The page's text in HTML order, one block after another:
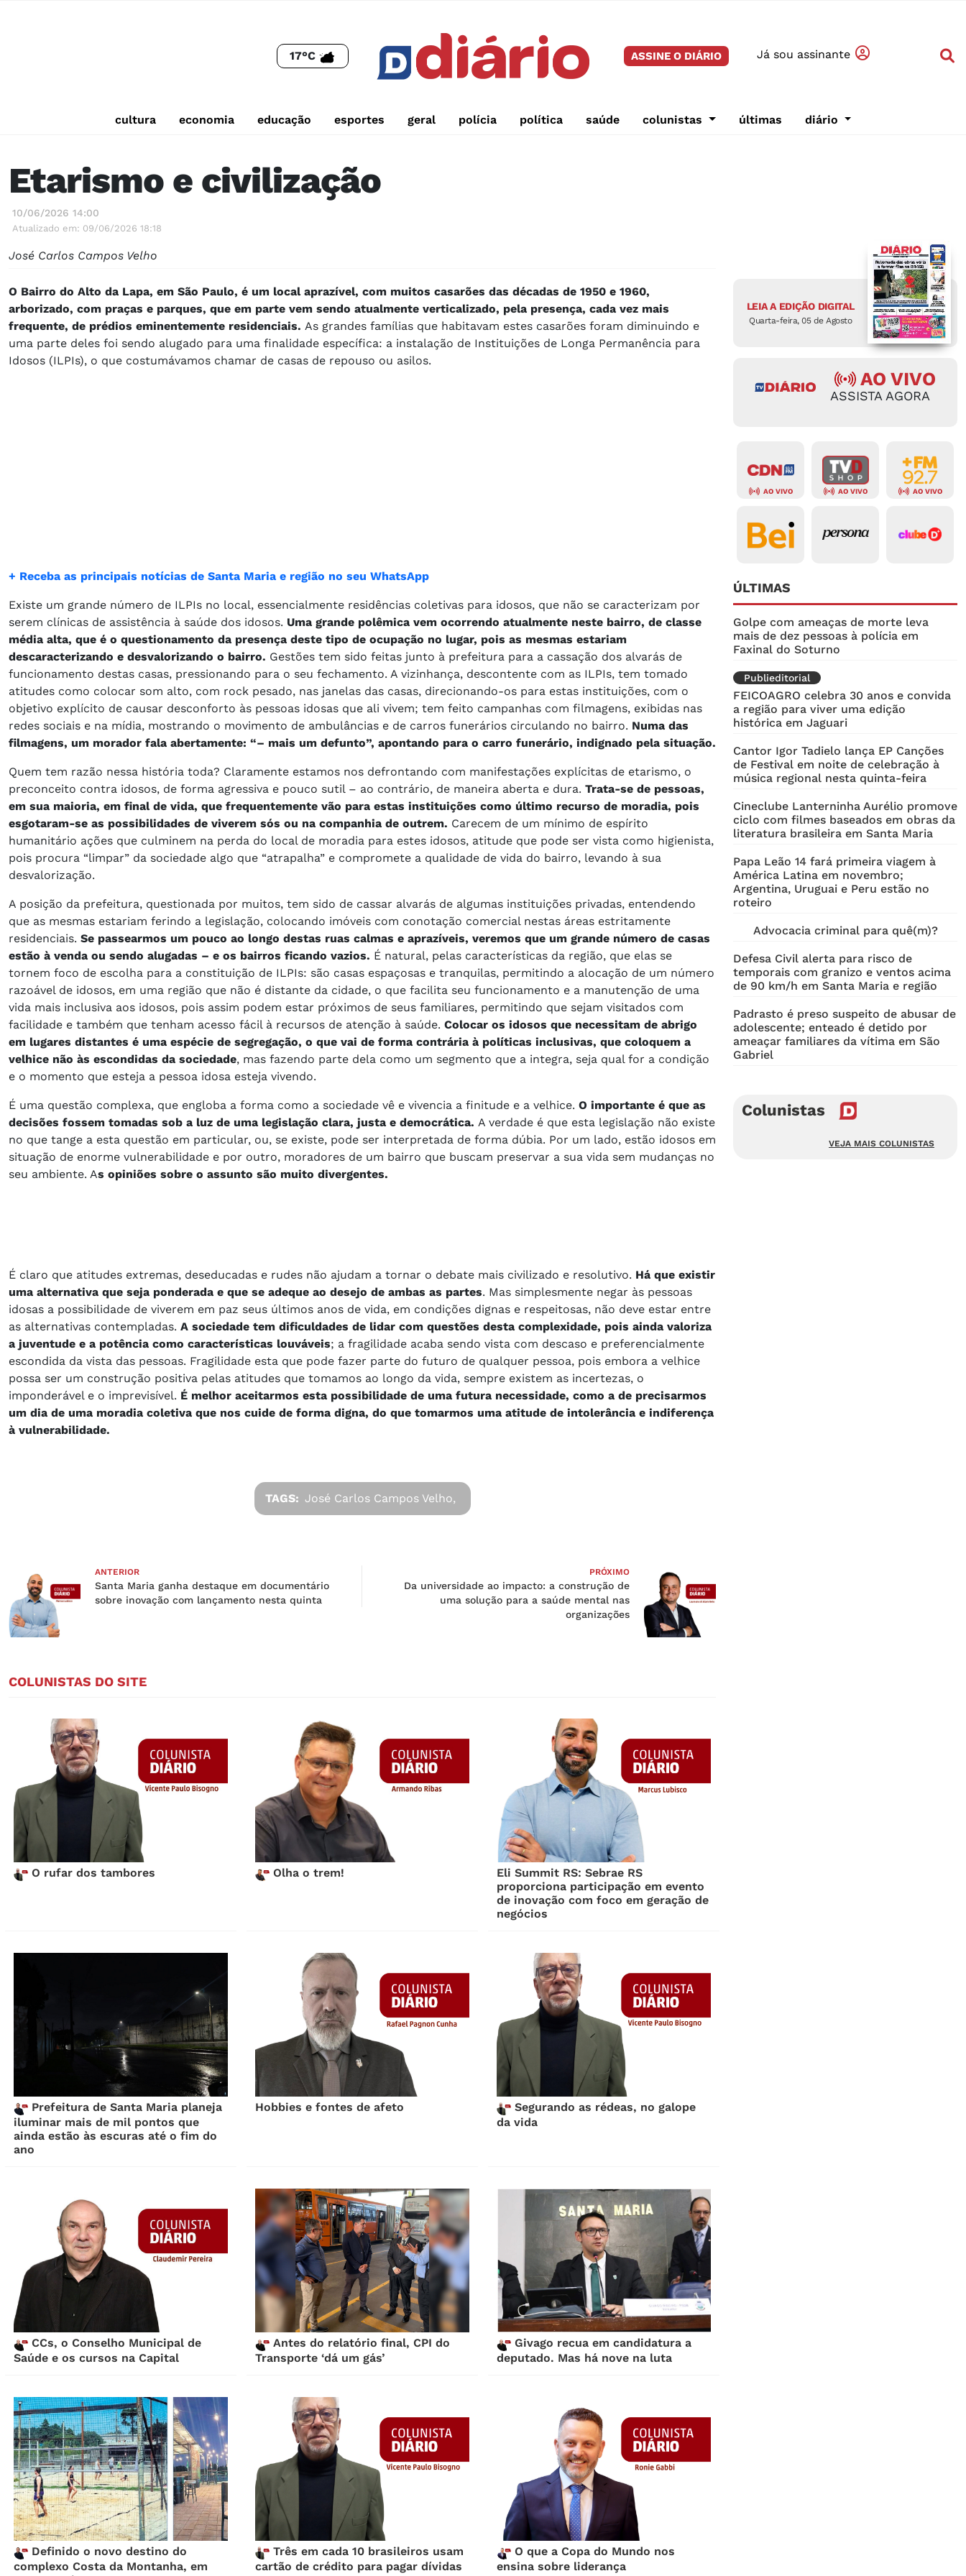
17°C ASSINE O DIÁRIO Já sou assinante
cultura economia educação esportes geral polícia política saúde colunistas últimas diário
Etarismo e civilização
10/06/2026 14:00
Atualizado em: 09/06/2026 18:18
José Carlos Campos Velho
O Bairro do Alto da Lapa, em São Paulo, é um local aprazível, com muitos casarões das décadas de 1950 e 1960,
arborizado, com praças e parques, que em parte vem sendo atualmente verticalizado, pela presença, cada vez mais
frequente, de prédios eminentemente residenciais. As grandes famílias que habitavam estes casarões foram diminuindo e
uma parte deles foi sendo alugado para uma finalidade específica: a instalação de Instituições de Longa Permanência para
Idosos (ILPIs), o que costumávamos chamar de casas de repouso ou asilos.
+ Receba as principais notícias de Santa Maria e região no seu WhatsApp
Existe um grande número de ILPIs no local, essencialmente residências coletivas para idosos, que não se caracterizam por
serem clínicas de assistência à saúde dos idosos. Uma grande polêmica vem ocorrendo atualmente neste bairro, de classe
média alta, que é o questionamento da presença deste tipo de ocupação no lugar, pois as mesmas estariam
descaracterizando e desvalorizando o bairro. Gestões tem sido feitas junto à prefeitura para a cassação dos alvarás de
funcionamento destas casas, pressionando para o seu fechamento. A vizinhança, descontente com as ILPIs, tem tomado
atitudes como colocar som alto, com rock pesado, nas janelas das casas, direcionando-os para estas instituições, com o
objetivo explícito de causar desconforto às pessoas idosas que ali vivem; tem feito campanhas com filmagens, exibidas nas
redes sociais e na mídia, mostrando o movimento de ambulâncias e de carros funerários circulando no bairro. Numa das
filmagens, um morador fala abertamente: “– mais um defunto”, apontando para o carro funerário, indignado pela situação.
Quem tem razão nessa história toda? Claramente estamos nos defrontando com manifestações explícitas de etarismo, o
preconceito contra idosos, de forma agressiva e pouco sutil – ao contrário, de maneira aberta e dura. Trata-se de pessoas,
em sua maioria, em final de vida, que frequentemente vão para estas instituições como último recurso de moradia, pois
esgotaram-se as possibilidades de viverem sós ou na companhia de outrem. Carecem de um mínimo de espírito
humanitário ações que culminem na perda do local de moradia para estes idosos, atitude que pode ser vista como higienista,
pois procura “limpar” da sociedade algo que “atrapalha” e compromete a qualidade de vida do bairro, levando à sua
desvalorização.
A posição da prefeitura, questionada por muitos, tem sido de cassar alvarás de algumas instituições privadas, entendendo
que as mesmas estariam ferindo a legislação, colocando imóveis com conotação comercial nestas áreas estritamente
residenciais. Se passearmos um pouco ao longo destas ruas calmas e aprazíveis, veremos que um grande número de casas
estão à venda ou sendo alugadas – e os bairros ficando vazios. É natural, pelas características da região, que elas se
tornem foco de escolha para a constituição de ILPIs: são casas espaçosas e tranquilas, permitindo a alocação de um número
razoável de idosos, em uma região que não é distante da cidade, o que facilita seu funcionamento e a manutenção de uma
vida mais inclusiva aos idosos, pois assim podem estar próximos de seus familiares, permitindo que sejam visitados com
facilidade e também que tenham acesso fácil à recursos de atenção à saúde. Colocar os idosos que necessitam de abrigo
em lugares distantes é uma espécie de segregação, o que vai de forma contrária à políticas inclusivas, que coloquem a
velhice não às escondidas da sociedade, mas fazendo parte dela como um segmento que a integra, seja qual for a condição
e o momento que esteja a pessoa idosa esteja vivendo.
É uma questão complexa, que engloba a forma como a sociedade vê e vivencia a finitude e a velhice. O importante é que as
decisões fossem tomadas sob a luz de uma legislação clara, justa e democrática. A verdade é que esta legislação não existe
no que tange a esta questão em particular, ou, se existe, pode ser interpretada de forma dúbia. Por um lado, estão idosos em
situação de enorme vulnerabilidade e por outro, moradores de um bairro que buscam preservar a sua vida sem mudanças no
seu ambiente. As opiniões sobre o assunto são muito divergentes.
É claro que atitudes extremas, deseducadas e rudes não ajudam a tornar o debate mais civilizado e resolutivo. Há que existir
uma alternativa que seja ponderada e que se adeque ao desejo de ambas as partes. Mas simplesmente negar às pessoas
idosas a possibilidade de viverem em paz seus últimos anos de vida, em condições dignas e respeitosas, não deve estar entre
as alternativas contempladas. A sociedade tem dificuldades de lidar com questões desta complexidade, pois ainda valoriza
a juventude e a potência como características louváveis; a fragilidade acaba sendo vista com descaso e preferencialmente
escondida da vista das pessoas. Fragilidade esta que pode fazer parte do futuro de qualquer pessoa, pois embora a velhice
possa ser um construção positiva pelas atitudes que tomamos ao longo da vida, sempre existem as incertezas, o
imponderável e o imprevisível. É melhor aceitarmos esta possibilidade de uma futura necessidade, como a de precisarmos
um dia de uma moradia coletiva que nos cuide de forma digna, do que tomarmos uma atitude de intolerância e indiferença
à vulnerabilidade.
TAGS: José Carlos Campos Velho,
ANTERIOR
Santa Maria ganha destaque em documentário
sobre inovação com lançamento nesta quinta
PRÓXIMO
Da universidade ao impacto: a construção de
uma solução para a saúde mental nas
organizações
COLUNISTAS DO SITE
O rufar dos tambores Olha o trem!
Eli Summit RS: Sebrae RS
proporciona participação em evento
de inovação com foco em geração de
negócios
Prefeitura de Santa Maria planeja
iluminar mais de mil pontos que
ainda estão às escuras até o fim do
ano
Hobbies e fontes de afeto
Segurando as rédeas, no galope
da vida
CCs, o Conselho Municipal de
Saúde e os cursos na Capital
Antes do relatório final, CPI do
Transporte ‘dá um gás’
Givago recua em candidatura a
deputado. Mas há nove na luta
Definido o novo destino do
complexo Costa da Montanha, em
Três em cada 10 brasileiros usam
cartão de crédito para pagar dívidas
O que a Copa do Mundo nos
ensina sobre liderança
LEIA A EDIÇÃO DIGITAL
Quarta-feira, 05 de Agosto
AO VIVO
ASSISTA AGORA
AO VIVO AO VIVO AO VIVO
ÚLTIMAS
Golpe com ameaças de morte leva
mais de dez pessoas à polícia em
Faxinal do Soturno
Publieditorial
FEICOAGRO celebra 30 anos e convida
a região para viver uma edição
histórica em Jaguari
Cantor Igor Tadielo lança EP Canções
de Festival em noite de celebração à
música regional nesta quinta-feira
Cineclube Lanterninha Aurélio promove
ciclo com filmes baseados em obras da
literatura brasileira em Santa Maria
Papa Leão 14 fará primeira viagem à
América Latina em novembro;
Argentina, Uruguai e Peru estão no
roteiro
Advocacia criminal para quê(m)?
Defesa Civil alerta para risco de
temporais com granizo e ventos acima
de 90 km/h em Santa Maria e região
Padrasto é preso suspeito de abusar de
adolescente; enteado é detido por
ameaçar familiares da vítima em São
Gabriel
Colunistas
VEJA MAIS COLUNISTAS